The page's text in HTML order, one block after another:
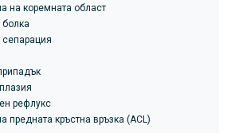
на коремната област
рефлукс
предната кръстна връзка (ACL)